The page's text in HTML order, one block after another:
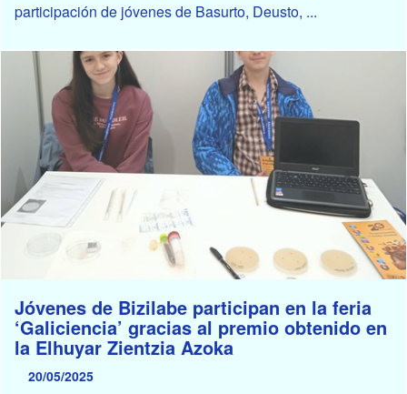
participación de jóvenes de Basurto, Deusto, ...
Jóvenes de Bizilabe participan en la feria
‘Galiciencia’ gracias al premio obtenido en
la Elhuyar Zientzia Azoka
20/05/2025